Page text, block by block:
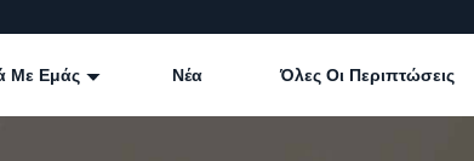
Με Εμάς Νέα Όλες Οι Περιπτώσεις